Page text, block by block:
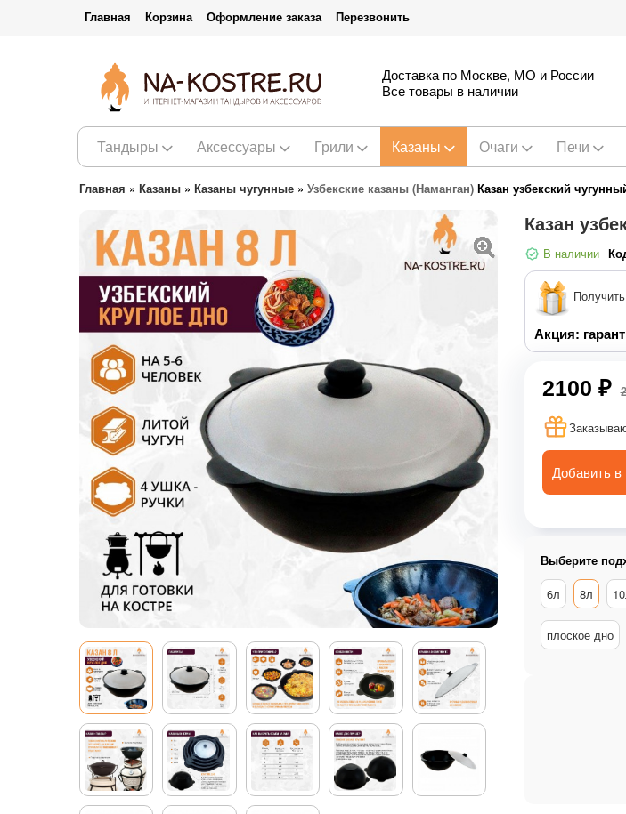
Главная Корзина Оформление заказа Перезвонить
Доставка по Москве, МО и России
Все товары в наличии
Тандыры Аксессуары Грили Казаны Очаги Печи
Главная » Казаны » Казаны чугунные » Узбекские казаны (Наманган) Казан узбекский
Казан
В наличии
Акция:
2100 ₽
Добавить в
Выберите
6л
8л
плоское дно